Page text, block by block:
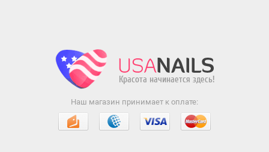
Наш магазин принимает к оплате: